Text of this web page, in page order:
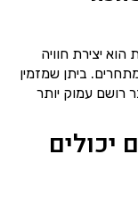
יצירת חוויה
ביתן שמזמין
רושם עמוק יותר
יכולים